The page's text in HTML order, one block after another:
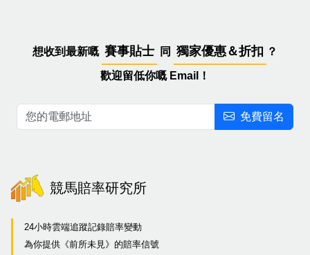
想收到最新嘅 賽事貼士 同 獨家優惠＆折扣 ？
歡迎留低你嘅 Email！
免費留名
競馬賠率研究所
24小時雲端追蹤記錄賠率變動
為你提供《前所未見》的賠率信號